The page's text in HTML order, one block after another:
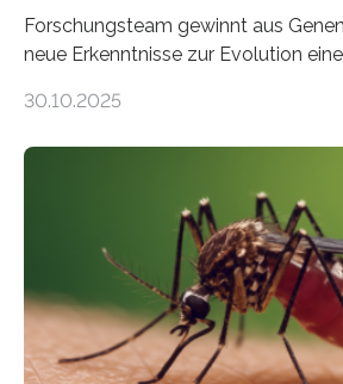
Forschungsteam gewinnt aus
neue Erkenntnisse zur Evolution
Landpflanzen zählen zu den
Grünalgen, die vor Hunderten von
lebten. Unter den Vorfahren sticht
die noch heute in der Natur
Süßwasseralge
dieser Gruppe bilden aus Zellfäden
mit scheibenförmiger Gestalt. Was
nächsten…
30.10.2025